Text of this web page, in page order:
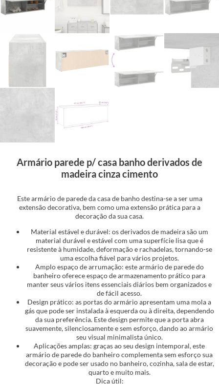
Armário parede p/ casa banho derivados de
madeira cinza cimento
Este armário de parede da casa de banho destina-se a ser uma
extensão decorativa, bem como uma extensão prática para a
decoração da sua casa.
Material estável e durável: os derivados de madeira são um
material durável e estável com uma superfície lisa que é
resistente à humidade, deformação e rachadelas, tornando-se
uma escolha fiável para vários projetos.
Amplo espaço de arrumação: este armário de parede do
banheiro oferece espaço de armazenamento prático para
manter seus vários itens essenciais diários bem organizados e
de fácil acesso.
Design prático: as portas do armário apresentam uma mola a
gás que pode ser instalada à esquerda ou à direita, dependendo
da sua preferência. Este design permite que a porta abra
suavemente, silenciosamente e sem esforço, dando ao armário
seu visual minimalista único.
Aplicações amplas: graças ao seu design intemporal, este
armário de parede do banheiro complementa sem esforço sua
decoração e pode ser usado no banheiro, cozinha, sala de estar,
quarto e muito mais.
Dica útil: